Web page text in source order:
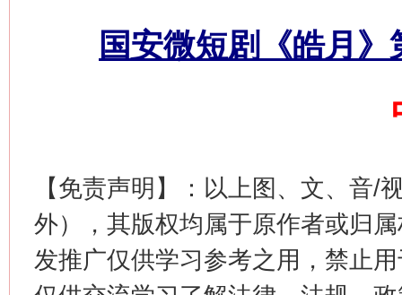
国安微短剧《皓月》
【免责声明】：以上图、文、音/
外），其版权均属于原作者或归
发推广仅供学习参考之用，禁止
这是一记警钟！ 谢